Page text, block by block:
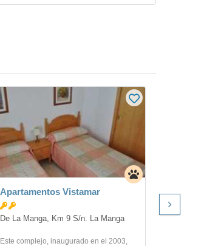
Apartamentos Vistamar
De La Manga, Km 9 S/n. La Manga
Este complejo, inaugurado en el 2003,
Hotel 525
Rio Borines